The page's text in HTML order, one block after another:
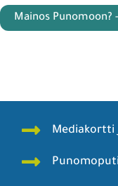
Mainos
Mediakortti